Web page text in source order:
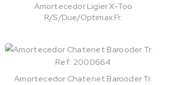
Amortecedor Ligier X-Too
R/S/Due/Optimax Fr.
Ref: 2000664
Amortecedor Chatenet Barooder Tr.